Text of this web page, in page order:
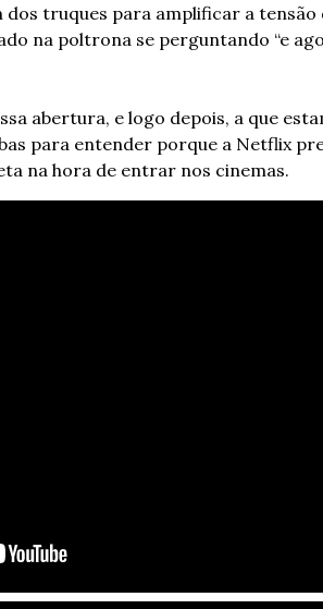
dos truques para amplificar a tensão
na poltrona se perguntando “e
abertura, e logo depois, a que
para entender porque a Netflix
na hora de entrar nos cinemas.